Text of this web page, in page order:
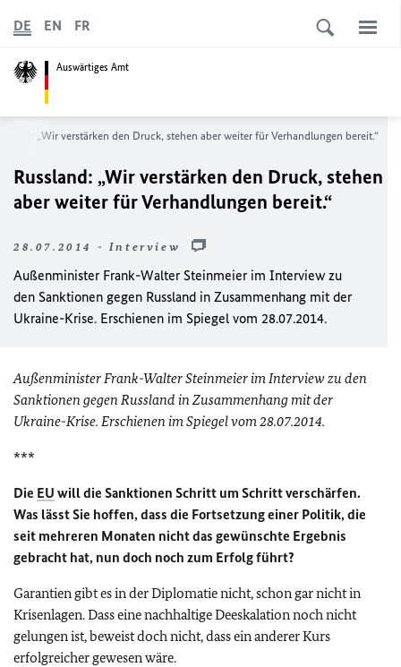
Auswärtiges Amt
DE EN FR
„Wir verstärken den Druck, stehen aber weiter für Verhandlungen bereit.“
Russland: „Wir verstärken den Druck, stehen
aber weiter für Verhandlungen bereit.“
28.07.2014 - Interview
Außenminister Frank-Walter Steinmeier im Interview zu
den Sanktionen gegen Russland in Zusammenhang mit der
Ukraine-Krise. Erschienen im Spiegel vom 28.07.2014.
Außenminister Frank-Walter Steinmeier im Interview zu den
Sanktionen gegen Russland in Zusammenhang mit der
Ukraine-Krise. Erschienen im Spiegel vom 28.07.2014.
***
Die EU will die Sanktionen Schritt um Schritt verschärfen.
Was lässt Sie hoffen, dass die Fortsetzung einer Politik, die
seit mehreren Monaten nicht das gewünschte Ergebnis
gebracht hat, nun doch noch zum Erfolg führt?
Garantien gibt es in der Diplomatie nicht, schon gar nicht in
Krisenlagen. Dass eine nachhaltige Deeskalation noch nicht
gelungen ist, beweist doch nicht, dass ein anderer Kurs
erfolgreicher gewesen wäre.